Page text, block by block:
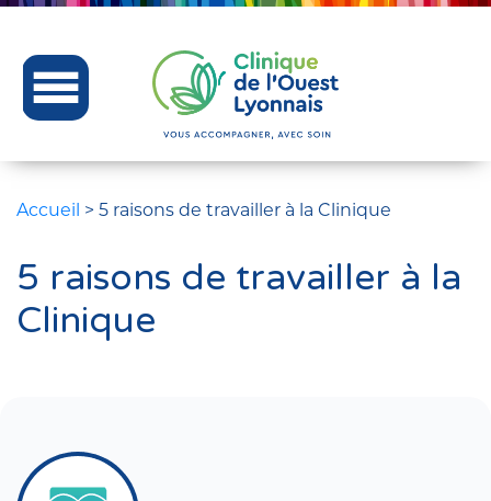
Accueil > 5 raisons de travailler à la Clinique
5 raisons de travailler à la
Clinique